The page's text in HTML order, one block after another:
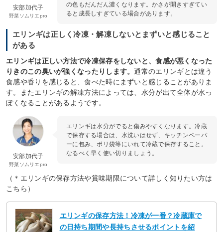
安部加代子
野菜ソムリエpro
の色もだんだん濃くなります。かさが開きすぎてい
ると成長しすぎている場合があります。
エリンギは正しく冷凍・解凍しないとまずいと感じること
がある
エリンギは正しい方法で冷凍保存をしないと、食感が悪くなった
りきのこの臭いが強くなったりします。通常のエリンギとは違う
食感や香りを感じると、食べた時にまずいと感じることがありま
す。またエリンギの解凍方法によっては、水分が出て全体が水っ
ぽくなることがあるようです。
安部加代子
野菜ソムリエpro
エリンギは水分がでると傷みやすくなります。冷蔵
で保存する場合は、水洗いはせず、キッチンペーパ
ーに包み、ポリ袋等にいれて冷蔵で保存すること。
なるべく早く使い切りましょう。
（＊エリンギの保存方法や賞味期限について詳しく知りたい方は
こちら）
エリンギの保存方法！冷凍が一番？冷蔵庫で
の日持ち期間や長持ちさせるポイントを紹